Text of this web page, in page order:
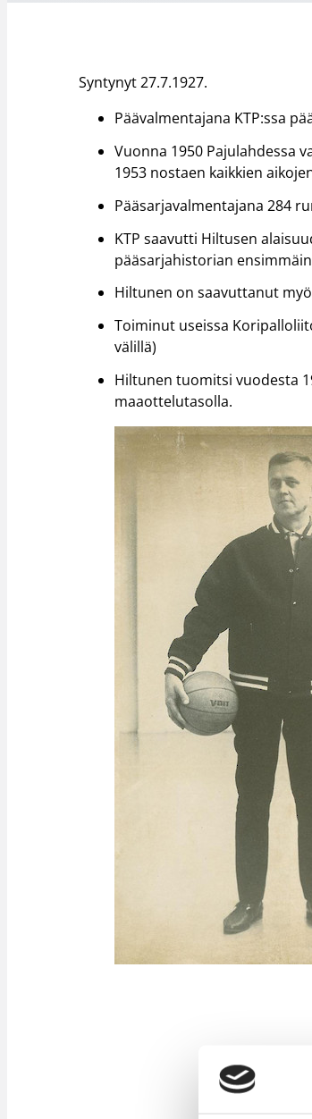
Syntynyt 27.7.1927.
Päävalmentajana KTP:ssa
Vuonna 1950 Pajulahdessa
1953 nostaen kaikkien
Pääsarjavalmentajana 284
KTP saavutti Hiltusen
pääsarjahistorian
Hiltunen on saavuttanut
Toiminut useissa
välillä)
Hiltunen tuomitsi vuodesta
maaottelutasolla.